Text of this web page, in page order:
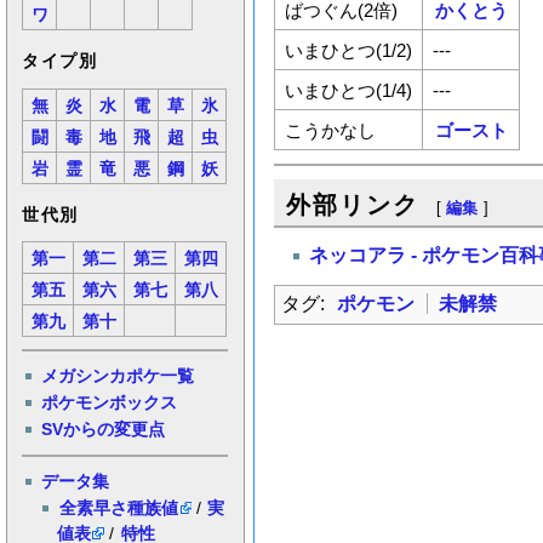
ワ
タイプ別
無 炎 水 電 草
氷
闘
毒 地 飛 超
虫
岩
霊 竜 悪 鋼 妖
世代別
第一 第二 第三
第四
第五
第六 第七
第八
第九
第十
メガシンカポケ一覧
ポケモンボックス
SVからの変更点
データ集
全素早さ種族値
/ 実
値表
/ 特性
ばつぐん(2倍)
かくとう
いまひとつ(1/2)
---
いまひとつ(1/4)
---
こうかなし
ゴースト
外部リンク [ 編集 ]
ネッコアラ - ポケモン百科
タグ: ポケモン 未解禁